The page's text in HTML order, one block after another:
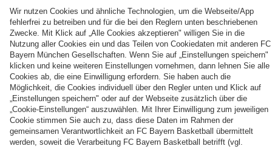
DAS KÖNNTE DICH INTERESSIEREN
JETZT DOWNLOADEN
Die
FCBB-
Fan-
App
ERLEBE DEN FCBB
Tageskarten
für
Heimspiele
OUT NOW
Unser
Home
Jersey
2026/27
PARTNER